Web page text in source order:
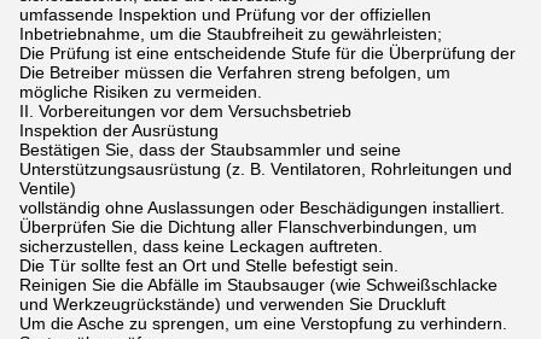
umfassende Inspektion und Prüfung vor der offiziellen
Inbetriebnahme, um die Staubfreiheit zu gewährleisten;
Die Prüfung ist eine entscheidende Stufe für die Überprüfung der
Die Betreiber müssen die Verfahren streng befolgen, um
mögliche Risiken zu vermeiden.
II. Vorbereitungen vor dem Versuchsbetrieb
Inspektion der Ausrüstung
Bestätigen Sie, dass der Staubsammler und seine
Unterstützungsausrüstung (z. B. Ventilatoren, Rohrleitungen und
Ventile)
vollständig ohne Auslassungen oder Beschädigungen installiert.
Überprüfen Sie die Dichtung aller Flanschverbindungen, um
sicherzustellen, dass keine Leckagen auftreten.
Die Tür sollte fest an Ort und Stelle befestigt sein.
Reinigen Sie die Abfälle im Staubsauger (wie Schweißschlacke
und Werkzeugrückstände) und verwenden Sie Druckluft
Um die Asche zu sprengen, um eine Verstopfung zu verhindern.